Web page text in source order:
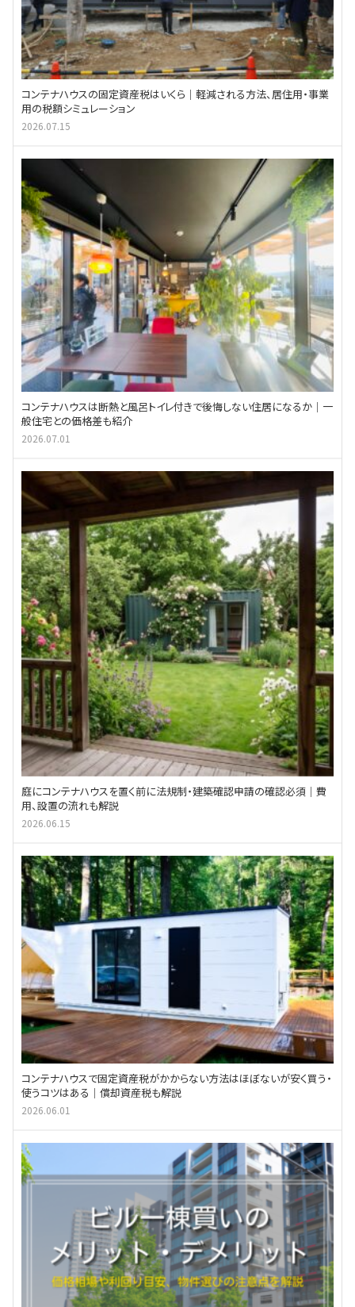
コンテナハウスの固定資産税はいくら｜軽減される方法、居住用・事業
用の税額シミュレーション
2026.07.15
コンテナハウスは断熱と風呂トイレ付きで後悔しない住居になるか｜一
般住宅との価格差も紹介
2026.07.01
庭にコンテナハウスを置く前に法規制・建築確認申請の確認必須｜費
用、設置の流れも解説
2026.06.15
コンテナハウスで固定資産税がかからない方法はほぼないが安く買う・
使うコツはある｜償却資産税も解説
2026.06.01